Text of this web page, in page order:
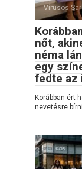
Vírusos
nőt,
néma
egy
fedte az
Korábban ért
nevetésre